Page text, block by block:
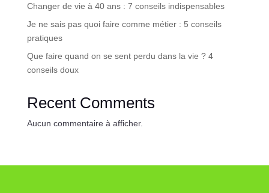
Changer de vie à 40 ans : 7 conseils indispensables
Je ne sais pas quoi faire comme métier : 5 conseils
pratiques
Que faire quand on se sent perdu dans la vie ? 4
conseils doux
Recent Comments
Aucun commentaire à afficher.